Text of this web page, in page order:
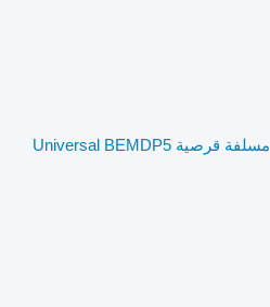
مسلفة قرصية Universal BEMDP5